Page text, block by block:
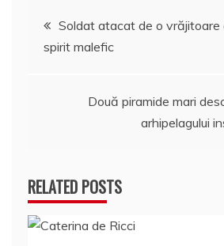
Navigare
în
articole
Soldat atacat de o vrăjitoare
spirit malefic
Două piramide mari
arhipelagului
RELATED POSTS